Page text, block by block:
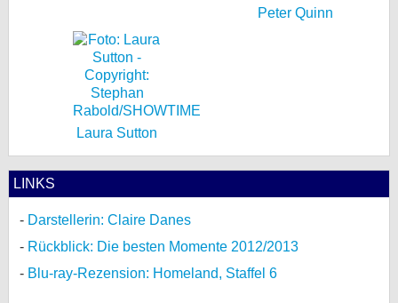
Peter Quinn
Laura Sutton
LINKS
Darstellerin: Claire Danes
Rückblick: Die besten Momente 2012/2013
Blu-ray-Rezension: Homeland, Staffel 6